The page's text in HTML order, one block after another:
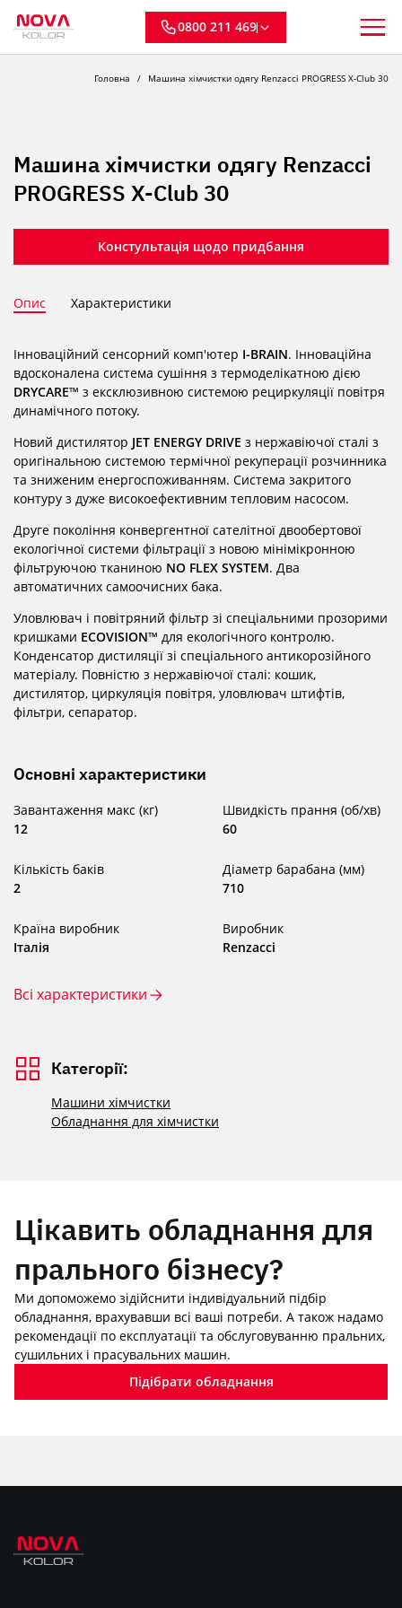
0800 211 469
Головна Машина хімчистки одягу Renzacci PROGRESS X-Club 30
Машина хімчистки одягу Renzacci
PROGRESS X-Club 30
Констультація щодо придбання
Опис Характеристики
Інноваційний сенсорний комп'ютер I-BRAIN. Інноваційна
вдосконалена система сушіння з термоделікатною дією
DRYCARE™ з ексклюзивною системою рециркуляції повітря
динамічного потоку.
Новий дистилятор JET ENERGY DRIVE з нержавіючої сталі з
оригінальною системою термічної рекуперації розчинника
та зниженим енергоспоживанням. Система закритого
контуру з дуже високоефективним тепловим насосом.
Друге покоління конвергентної сателітної двообертової
екологічної системи фільтрації з новою мінімікронною
фільтруючою тканиною NO FLEX SYSTEM. Два
автоматичних самоочисних бака.
Уловлювач і повітряний фільтр зі спеціальними прозорими
кришками ECOVISION™ для екологічного контролю.
Конденсатор дистиляції зі спеціального антикорозійного
матеріалу. Повністю з нержавіючої сталі: кошик,
дистилятор, циркуляція повітря, уловлювач штифтів,
фільтри, сепаратор.
Основні характеристики
Завантаження макс (кг)
12
Швидкість прання (об/хв)
60
Кількість баків
2
Діаметр барабана (мм)
710
Країна виробник
Італія
Виробник
Renzacci
Всі характеристики
Категорії:
Машини хімчистки
Обладнання для хімчистки
Цікавить обладнання для
прального бізнесу?
Ми допоможемо зідійснити індивідуальний підбір
обладнання, врахувавши всі ваші потреби. А також надамо
рекомендації по експлуатації та обслуговуванню пральних,
сушильних і прасувальних машин.
Підібрати обладнання